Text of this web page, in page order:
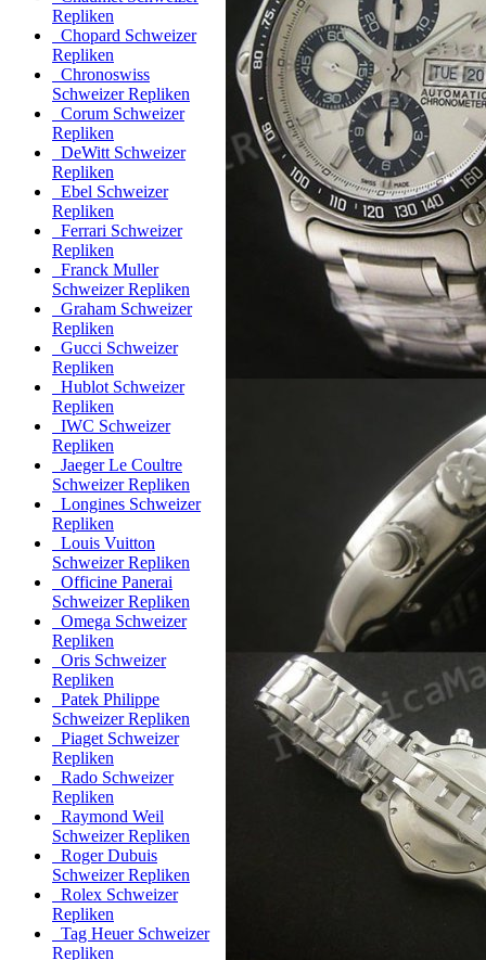
Repliken
Chopard Schweizer
Repliken
Chronoswiss
Schweizer Repliken
Corum Schweizer
Repliken
DeWitt Schweizer
Repliken
Ebel Schweizer
Repliken
Ferrari Schweizer
Repliken
Franck Muller
Schweizer Repliken
Graham Schweizer
Repliken
Gucci Schweizer
Repliken
Hublot Schweizer
Repliken
IWC Schweizer
Repliken
Jaeger Le Coultre
Schweizer Repliken
Longines Schweizer
Repliken
Louis Vuitton
Schweizer Repliken
Officine Panerai
Schweizer Repliken
Omega Schweizer
Repliken
Oris Schweizer
Repliken
Patek Philippe
Schweizer Repliken
Piaget Schweizer
Repliken
Rado Schweizer
Repliken
Raymond Weil
Schweizer Repliken
Roger Dubuis
Schweizer Repliken
Rolex Schweizer
Repliken
Tag Heuer Schweizer
Repliken